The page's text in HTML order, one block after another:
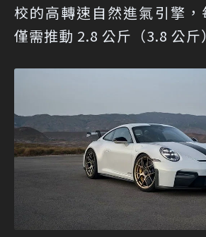
校的高轉速自然進氣引擎，
僅需推動 2.8 公斤（3.8 公斤